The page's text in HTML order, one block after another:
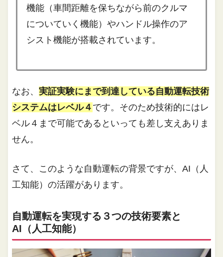
機能（車間距離を保ちながら前のクルマ
についていく機能）やハンドル操作のア
シスト機能が搭載されています。
なお、実証実験にまで到達している自動運転技術
システムはレベル４ です。そのため技術的にはレ
ベル４まで可能であるといっても差し支えありま
せん。
さて、このような自動運転の背景ですが、AI（人
工知能）の活躍があります。
自動運転を実現する３つの技術要素と
AI（人工知能）